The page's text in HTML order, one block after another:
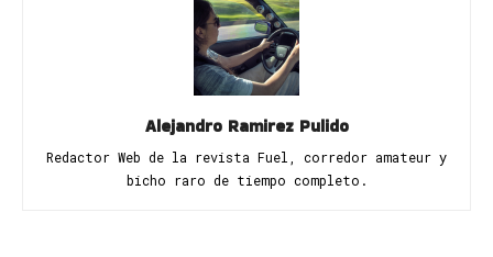
Alejandro Ramirez Pulido
Redactor Web de la revista Fuel, corredor amateur y
bicho raro de tiempo completo.